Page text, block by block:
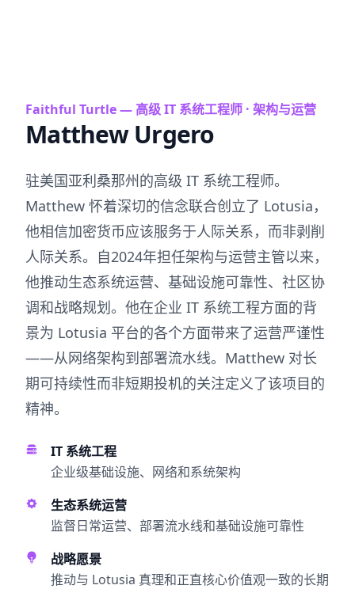
Faithful Turtle — 高级 IT 系统工程师 · 架构与运营
Matthew Urgero
驻美国亚利桑那州的高级 IT 系统工程师。
Matthew 怀着深切的信念联合创立了 Lotusia，
他相信加密货币应该服务于人际关系，而非剥削
人际关系。自2024年担任架构与运营主管以来，
他推动生态系统运营、基础设施可靠性、社区协
调和战略规划。他在企业 IT 系统工程方面的背
景为 Lotusia 平台的各个方面带来了运营严谨性
——从网络架构到部署流水线。Matthew 对长
期可持续性而非短期投机的关注定义了该项目的
精神。
IT 系统工程
企业级基础设施、网络和系统架构
生态系统运营
监督日常运营、部署流水线和基础设施可靠性
战略愿景
推动与 Lotusia 真理和正直核心价值观一致的长期